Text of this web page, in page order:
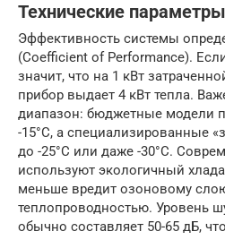
Технические
Эффективность системы
(Coefficient of Performance).
значит, что на 1 кВт
прибор выдает 4 кВт тепла.
диапазон: бюджетные модели
-15°C, а специализированные
до -25°C или даже -30°C.
используют экологичный
меньше вредит озоновому
теплопроводностью. Уровень
обычно составляет 50-65 дБ,